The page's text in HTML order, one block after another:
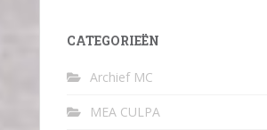
CATEGORIEËN
Archief MC
MEA CULPA